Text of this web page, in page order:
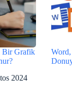
Bir Grafik
2024